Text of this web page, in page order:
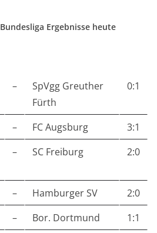
Bundesliga Ergebnisse heute
–
SpVgg Greuther
Fürth
0:1
– FC Augsburg
3:1
– SC Freiburg 2:0
– Hamburger SV
2:0
– Bor. Dortmund
1:1